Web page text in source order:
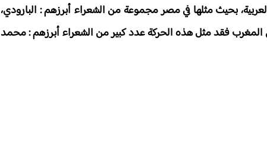
بحيث مثلها في مصر مجموعة من الشعراء أبرزهم : البارودي،
فقد مثل هذه الحركة عدد كبير من الشعراء أبرزهم : محمد